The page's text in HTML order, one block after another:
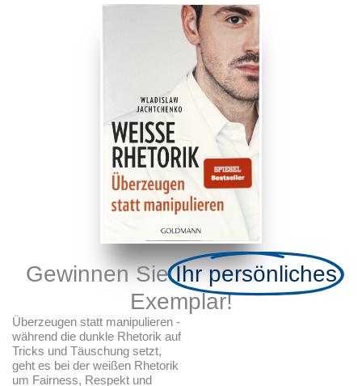
Gewinnen SieIhr persönliches
Exemplar!
Überzeugen statt manipulieren -
während die dunkle Rhetorik auf
Tricks und Täuschung setzt,
geht es bei der weißen Rhetorik
um Fairness, Respekt und